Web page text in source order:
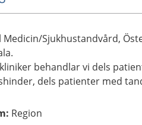
Medicin/Sjukhustandvård,
behandlar vi dels
dels patienter med
: Region